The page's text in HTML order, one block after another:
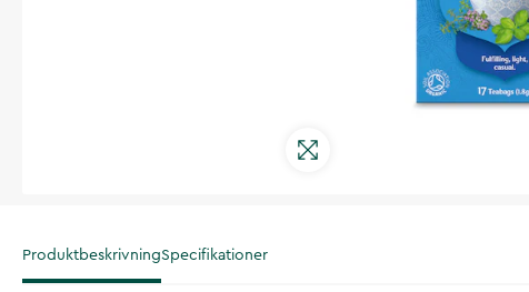
ProduktbeskrivningSpecifikationer